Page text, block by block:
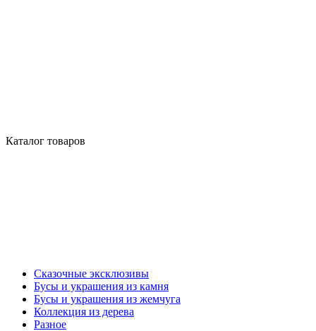
Каталог товаров
Сказочные эксклюзивы
Бусы и украшения из камня
Бусы и украшения из жемчуга
Коллекция из дерева
Разное